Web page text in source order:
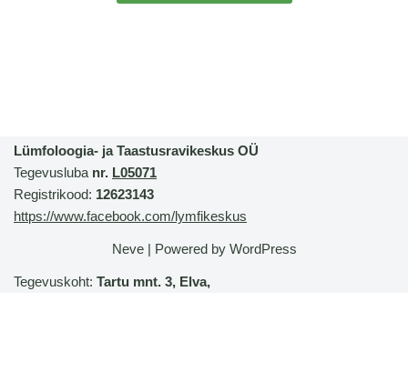
Lümfoloogia- ja Taastusravikeskus OÜ
Tegevusluba nr. L05071
Registrikood: 12623143
https://www.facebook.com/lymfikeskus
Neve| Powered by WordPress
Tegevuskoht: Tartu mnt. 3, Elva,